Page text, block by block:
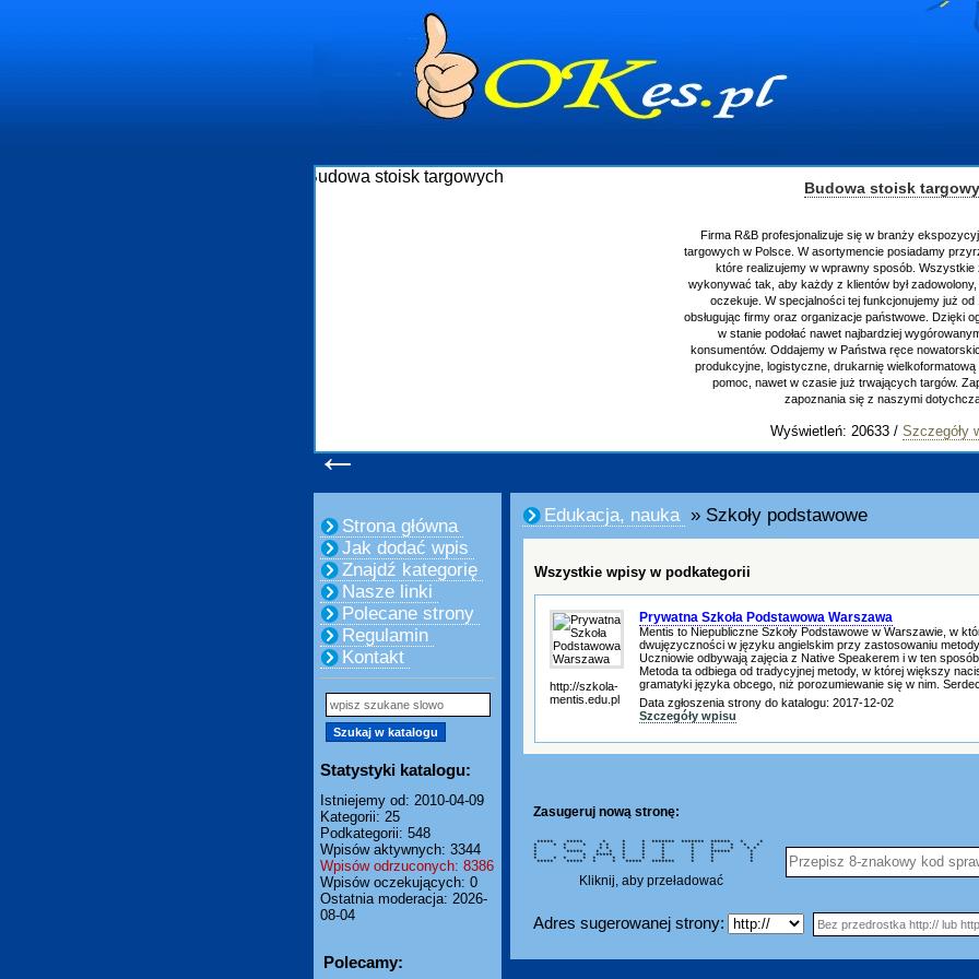
Firma R&B profesjonalizuje się w branży ekspozycyjnej oraz budowie stoisk
targowych w Polsce. W asortymencie posiadamy przyrządzenie stoisk targowych
które realizujemy w wprawny sposób. Wszystkie zlecenia staramy się
wykonywać tak, aby każdy z klientów był zadowolony, oraz otrzymywał to na co
oczekuje. W specjalności tej funkcjonujemy już od 15 lat z powodzeniem
obsługując firmy oraz organizacje państwowe. Dzięki ogromnej wprawie, jesteśmy
w stanie podołać nawet najbardziej wygórowanym żądaniom naszych
konsumentów. Oddajemy w Państwa ręce nowatorskich projektantów, zaplecze
produkcyjne, logistyczne, drukarnię wielkoformatową oraz wszelką niezbędną
pomoc, nawet w czasie już trwających targów. Zapraszamy również do
←
Strona główna
Jak dodać wpis
Znajdź kategorię
Nasze linki
Polecane strony
Regulamin
Kontakt
Statystyki katalogu:
Istniejemy od: 2010-04-09
Kategorii: 25
Podkategorii: 548
Wpisów aktywnych: 3344
Wpisów odrzuconych: 8386
Wpisów oczekujących: 0
Ostatnia moderacja: 2026-
08-04
Polecamy:
Edukacja, nauka » Szkoły podstawowe
Wszystkie wpisy w podkategorii
http://szkola-
mentis.edu.pl
Prywatna Szkoła Podstawowa Warszawa
Mentis to Niepubliczne Szkoły Podstawowe w Warszawie, w
dwujęzyczności w języku angielskim przy zastosowaniu
Uczniowie odbywają zajęcia z Native Speakerem i w ten
Metoda ta odbiega od tradycyjnej metody, w której większy
gramatyki języka obcego, niż porozumiewanie się w nim.
Data zgłoszenia strony do katalogu: 2017-12-02
Szczegóły wpisu
Zasugeruj nową stronę:
***** ***** * * * ******* ******* ****** * *
* * * * * * * * * * * * * *
* * * * * * * * * * * *
* ***** * * * * * * ****** *
* * ***** * * * * * *
* * * * * * * * * * * *
***** ***** * * ***** ******* * * *
Kliknij, aby przeładować
Adres sugerowanej strony: